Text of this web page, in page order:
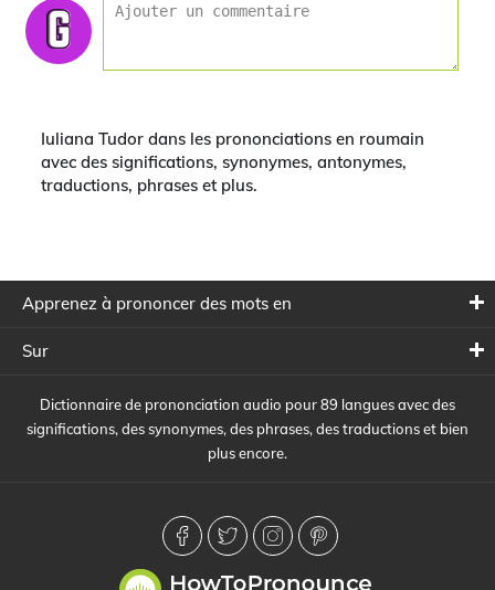
Iuliana Tudor dans les prononciations en roumain
avec des significations, synonymes, antonymes,
traductions, phrases et plus.
Apprenez à prononcer des mots en
Sur
Dictionnaire de prononciation audio pour 89 langues avec des
significations, des synonymes, des phrases, des traductions et bien
plus encore.